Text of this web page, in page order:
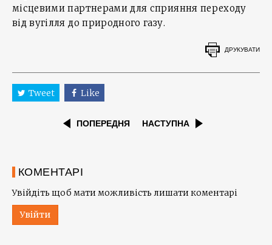
місцевими партнерами для сприяння переходу
від вугілля до природного газу.
ДРУКУВАТИ
Tweet Like
ПОПЕРЕДНЯ НАСТУПНА
КОМЕНТАРІ
Увійдіть щоб мати можливість лишати коментарі
Увійти